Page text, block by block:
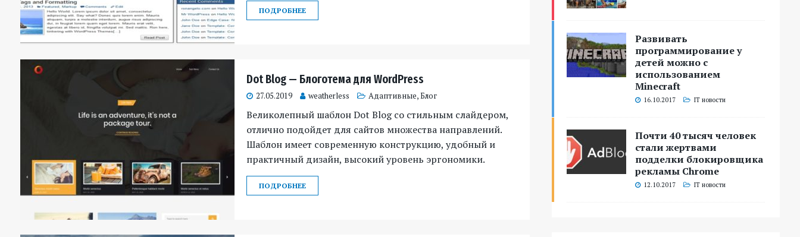
ПОДРОБНЕЕ
Dot Blog — Блоготема для WordPress
27.05.2019 weatherless Адаптивные,Блог
Великолепный шаблон Dot Blog со стильным слайдером,
отлично подойдет для сайтов множества направлений.
Шаблон имеет современную конструкцию, удобный и
практичный дизайн, высокий уровень эргономики.
ПОДРОБНЕЕ
Развивать
программирование у
детей можно с
использованием
Minecraft
16.10.2017 IT новости
Почти 40 тысяч человек
стали жертвами
подделки блокировщика
рекламы Chrome
12.10.2017 IT новости